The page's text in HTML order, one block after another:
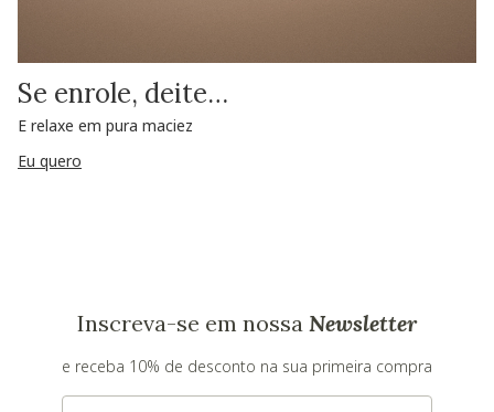
Se enrole, deite…
E relaxe em pura maciez
Eu quero
Inscreva-se em nossa Newsletter
e receba 10% de desconto na sua primeira compra
E-mail